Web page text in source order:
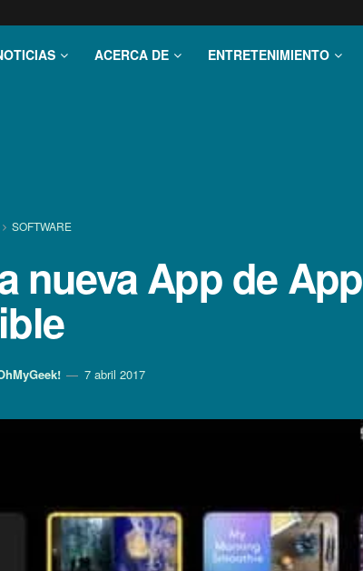
ACERCA DE ENTRETENIMIENTO
SOFTWARE
nueva App de
7 abril 2017